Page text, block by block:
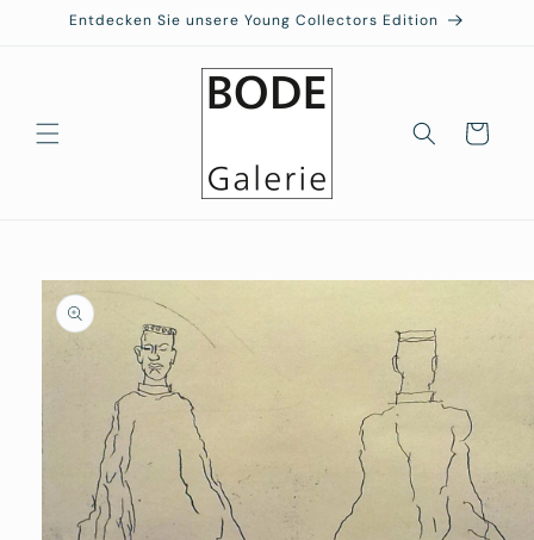
zumEntdecken Sie unsere Young Collectors Edition
Warenkorb